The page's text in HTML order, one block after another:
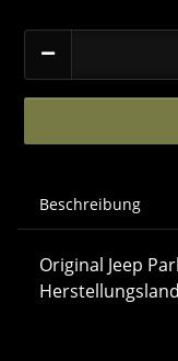
Beschreibung
Original Jeep